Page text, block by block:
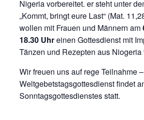
Nigeria vorbereitet. er steht unter
„Kommt, bringt eure Last“ (Mat.
wollen mit Frauen und Männern am
18.30 Uhreinen Gottesdienst mit
Tänzen und Rezepten aus Niogeria
Wir freuen uns auf rege Teilnahme
Weltgebetstagsgottesdienst findet
Sonntagsgottesdienstes statt.